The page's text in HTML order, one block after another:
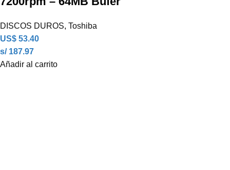
DISCOS DUROS, Toshiba
US$ 53.40
s/ 187.97
Añadir al carrito